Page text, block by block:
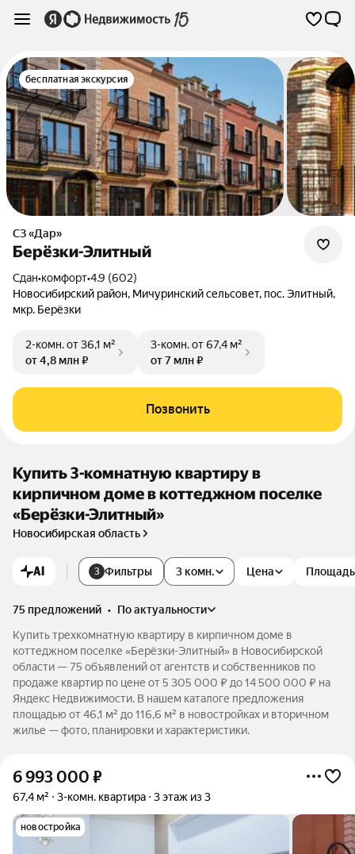
бесплатная экскурсия
СЗ «Дар»
Берёзки-Элитный
Сдан•комфорт•4.9 (602)
Новосибирский район, Мичуринский сельсовет, пос. Элитный,
мкр. Берёзки
2-комн.от 36,1 м²
от 4,8 млн ₽
3-комн.от 67,4 м²
от 7 млн ₽
Позвонить
Купить 3-комнатную квартиру в
кирпичном доме в коттеджном поселке
«Берёзки-Элитный»
Новосибирская область
AI 3 Фильтры 3 комн. Цена Площадь
75 предложений •
по актуальности
Купить трехкомнатную квартиру в кирпичном доме в
коттеджном поселке «Берёзки-Элитный» в Новосибирской
области — 75 объявлений от агентств и собственников по
продаже квартир по цене от 5 305 000 ₽ до 14 500 000 ₽ на
Яндекс Недвижимости. В нашем каталоге предложения
площадью от 46,1 м² до 116,6 м² в новостройках и вторичном
жилье — фото, планировки и характеристики.
6 993 000 ₽
67,4 м² 3-комн. квартира 3 этаж из 3
новостройка